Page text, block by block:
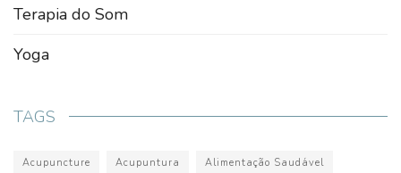
Terapia do Som
Yoga
TAGS
Acupuncture Acupuntura Alimentação Saudável